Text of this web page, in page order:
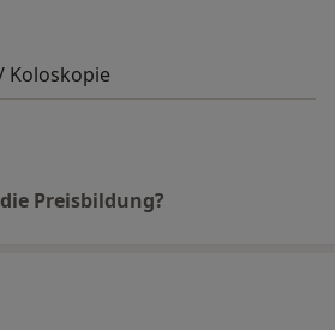
hilft uns, zum Beispiel
dem Bakterium Helicobacter
Koloskopie
Preisbildung?